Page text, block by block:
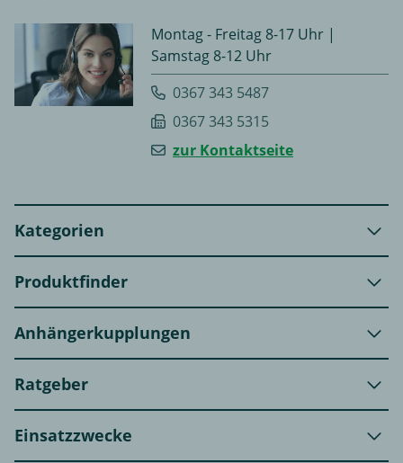
Montag - Freitag 8-17 Uhr |
Samstag 8-12 Uhr
0367 343 5487
0367 343 5315
zur Kontaktseite
Kategorien
Produktfinder
Anhängerkupplungen
Ratgeber
Einsatzzwecke